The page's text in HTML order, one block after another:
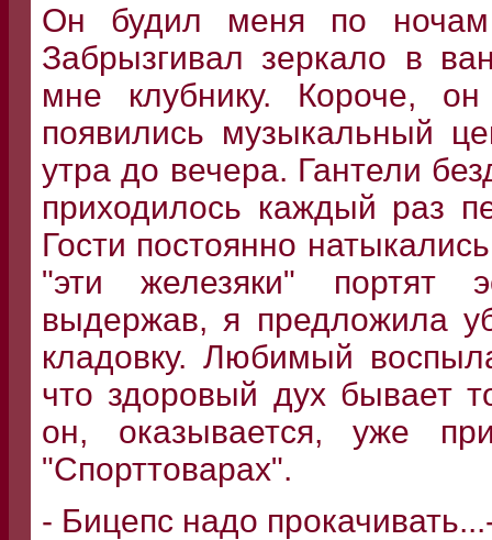
Он будил меня по ночам
Забрызгивал зеркало в
мне клубнику. Короче,
появились музыкальный
утра до вечера. Гантели
приходилось каждый раз
Гости постоянно
"эти железяки" портят
выдержав, я предложила
кладовку. Любимый
что здоровый дух бывает
он, оказывается, уже
"Спорттоварах".
- Бицепс надо